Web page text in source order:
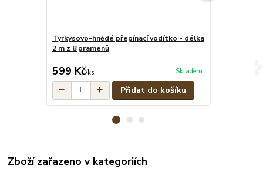
Tyrkysovo-hnědé přepínací vodítko - délka
2 m z 8 pramenů
599 Kč/ks Skladem
Přidat do košíku
Zboží zařazeno v kategoriích